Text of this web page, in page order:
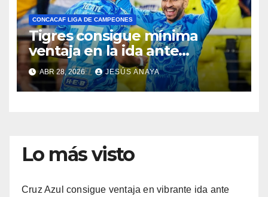
CONCACAF LIGA DE CAMPEONES
Tigres consigue mínima
ventaja en la ida ante
Nashville
ABR 28, 2026 JESÚS ANAYA
Lo más visto
Cruz Azul consigue ventaja en vibrante ida ante